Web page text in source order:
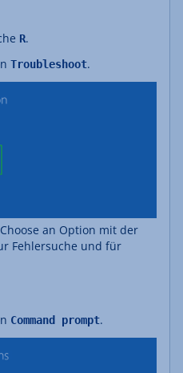
R.
Troubleshoot.
an Option mit der
Fehlersuche und für
Command prompt.